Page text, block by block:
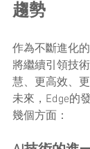
趨勢
作為不斷進化
將繼續引領技
慧、更高效、
未來，Edge的
幾個方面：